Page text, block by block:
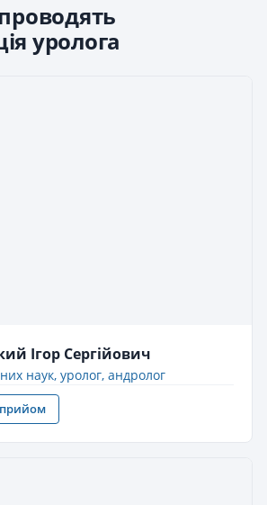
уролога
Ігор Сергійович
наук, уролог, андролог